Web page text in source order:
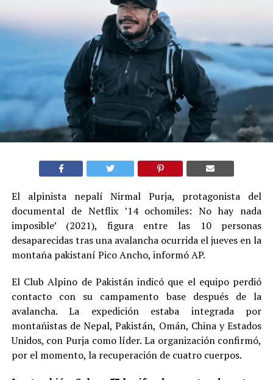
El alpinista nepalí Nirmal Purja, protagonista del
documental de Netflix ’14 ochomiles: No hay nada
imposible’ (2021), figura entre las 10 personas
desaparecidas tras una avalancha ocurrida el jueves en la
montaña pakistaní Pico Ancho, informó AP.
El Club Alpino de Pakistán indicó que el equipo perdió
contacto con su campamento base después de la
avalancha. La expedición estaba integrada por
montañistas de Nepal, Pakistán, Omán, China y Estados
Unidos, con Purja como líder. La organización confirmó,
por el momento, la recuperación de cuatro cuerpos.